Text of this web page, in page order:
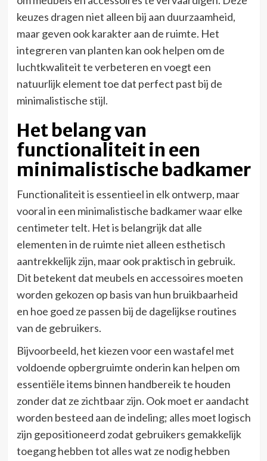
keuzes dragen niet alleen bij aan duurzaamheid,
maar geven ook karakter aan de ruimte. Het
integreren van planten kan ook helpen om de
luchtkwaliteit te verbeteren en voegt een
natuurlijk element toe dat perfect past bij de
minimalistische stijl.
Het belang van
functionaliteit in een
minimalistische badkamer
Functionaliteit is essentieel in elk ontwerp, maar
vooral in een minimalistische badkamer waar elke
centimeter telt. Het is belangrijk dat alle
elementen in de ruimte niet alleen esthetisch
aantrekkelijk zijn, maar ook praktisch in gebruik.
Dit betekent dat meubels en accessoires moeten
worden gekozen op basis van hun bruikbaarheid
en hoe goed ze passen bij de dagelijkse routines
van de gebruikers.
Bijvoorbeeld, het kiezen voor een wastafel met
voldoende opbergruimte onderin kan helpen om
essentiële items binnen handbereik te houden
zonder dat ze zichtbaar zijn. Ook moet er aandacht
worden besteed aan de indeling; alles moet logisch
zijn gepositioneerd zodat gebruikers gemakkelijk
toegang hebben tot alles wat ze nodig hebben